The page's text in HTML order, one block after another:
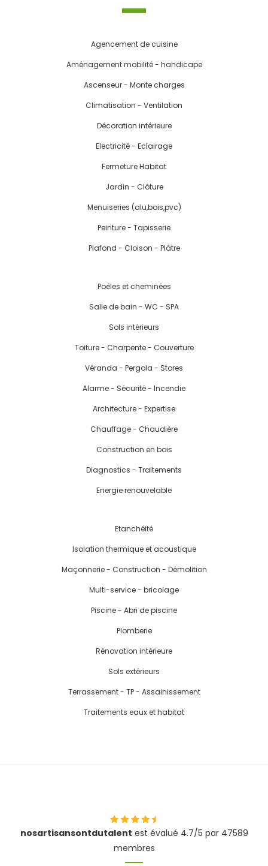
Agencement de cuisine
Aménagement mobilité - handicape
Ascenseur - Monte charges
Climatisation - Ventilation
Décoration intérieure
Electricité - Eclairage
Fermeture Habitat
Jardin - Clôture
Menuiseries (alu,bois,pvc)
Peinture - Tapisserie
Plafond - Cloison - Plâtre
Poêles et cheminées
Salle de bain - WC - SPA
Sols intérieurs
Toiture - Charpente - Couverture
Véranda - Pergola - Stores
Alarme - Sécurité - Incendie
Architecture - Expertise
Chauffage - Chaudière
Construction en bois
Diagnostics - Traitements
Energie renouvelable
Etanchéité
Isolation thermique et acoustique
Maçonnerie - Construction - Démolition
Multi-service - bricolage
Piscine - Abri de piscine
Plomberie
Rénovation intérieure
Sols extérieurs
Terrassement - TP - Assainissement
Traitements eaux et habitat
nosartisansontdutalent est évalué 4.7/5 par 47589
membres